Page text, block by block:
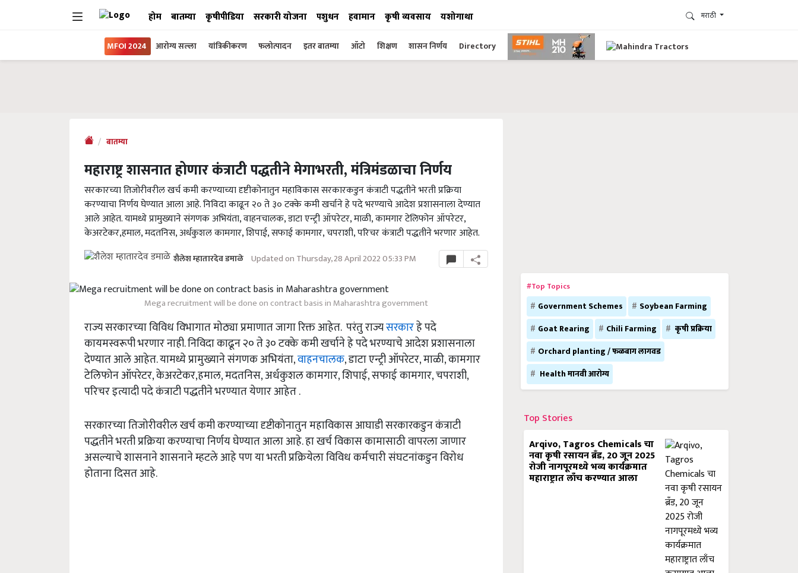
होम बातम्या कृषीपीडिया सरकारी योजना पशुधन हवामान कृषी व्यवसाय यशोगाथा मराठी
MFOI 2024 आरोग्य सल्ला यांत्रिकीकरण फलोत्पादन इतर बातम्या ऑटो शिक्षण शासन निर्णय Directory
बातम्या
महाराष्ट्र शासनात होणार कंत्राटी पद्धतीने मेगाभरती, मंत्रिमंडळाचा निर्णय
सरकारच्या तिजोरीवरील खर्च कमी करण्याच्या दृष्टीकोनातुन महाविकास सरकारकडुन कंत्राटी पद्धतीने भरती प्रक्रिया
करण्याचा निर्णय घेण्यात आला आहे. निविदा काढून २० ते ३० टक्के कमी खर्चाने हे पदे भरण्याचे आदेश प्रशासनाला देण्यात
आले आहेत. यामध्ये प्रामुख्याने संगणक अभियंता, वाहनचालक, डाटा एन्ट्री ऑपरेटर, माळी, कामगार टेलिफोन ऑपरेटर,
केअरटेकर,हमाल, मदतनिस, अर्धकुशल कामगार, शिपाई, सफाई कामगार, चपराशी, परिचर कंत्राटी पद्धतीने भरणार आहेत.
शैलेश म्हातारदेव डमाळे Updated on Thursday, 28 April 2022 05:33 PM
Mega recruitment will be done on contract basis in Maharashtra government
राज्य सरकारच्या विविध विभागात मोठ्या प्रमाणात जागा रिक्त आहेत. परंतु राज्यसरकारहे पदे
कायमस्वरूपी भरणार नाही. निविदा काढून २० ते ३० टक्के कमी खर्चाने हे पदे भरण्याचे आदेश प्रशासनाला
देण्यात आले आहेत. यामध्ये प्रामुख्याने संगणक अभियंता,वाहनचालक, डाटा एन्ट्री ऑपरेटर, माळी, कामगार
टेलिफोन ऑपरेटर, केअरटेकर,हमाल, मदतनिस, अर्धकुशल कामगार, शिपाई, सफाई कामगार, चपराशी,
परिचर इत्यादी पदे कंत्राटी पद्धतीने भरण्यात येणार आहेत .
सरकारच्या तिजोरीवरील खर्च कमी करण्याच्या दृष्टीकोनातुन महाविकास आघाडी सरकारकडुन कंत्राटी
पद्धतीने भरती प्रक्रिया करण्याचा निर्णय घेण्यात आला आहे. हा खर्च विकास कामासाठी वापरला जाणार
असल्याचे शासनाने शासनाने म्हटले आहे पण या भरती प्रक्रियेला विविध कर्मचारी संघटनांकडुन विरोध
होताना दिसत आहे.
#Top Topics
Government Schemes
Soybean Farming
Goat Rearing
Chili Farming
कृषी प्रक्रिया
Orchard planting / फळबाग लागवड
Health मानवी आरोग्य
Top Stories
Arqivo, Tagros Chemicals चा
नवा कृषी रसायन ब्रँड, 20 जून 2025
रोजी नागपूरमध्ये भव्य कार्यक्रमात
महाराष्ट्रात लाँच करण्यात आला